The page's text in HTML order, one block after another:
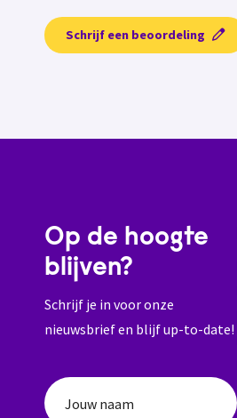
Schrijf een beoordeling
Op de hoogte
blijven?
Schrijf je in voor onze
nieuwsbrief en blijf up-to-date!
Jouw naam